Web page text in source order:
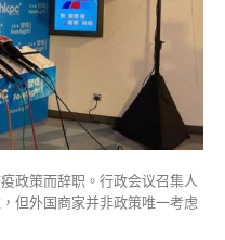
政策而辞职。行政会议召集人
但外国商家并非政策唯一考虑